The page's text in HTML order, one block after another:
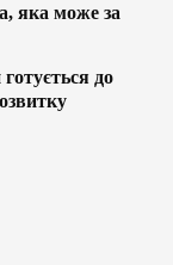
яка може за
до